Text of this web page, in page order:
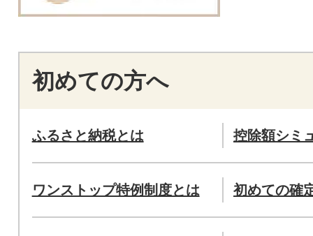
初めての方へ
ふるさと納税とは 控除額シミ
ワンストップ特例制度とは 初めての確